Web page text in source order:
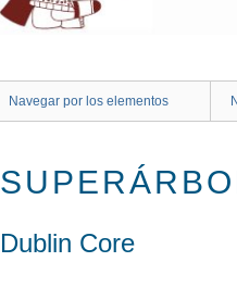
Navegar por los elementos
Dublin Core